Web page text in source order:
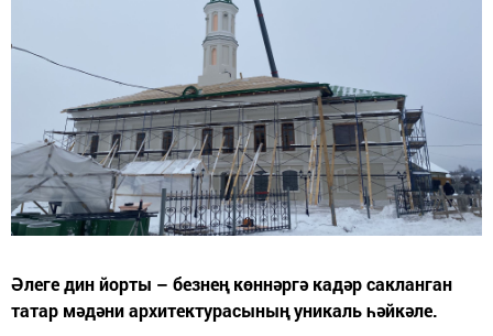
Әлеге дин йорты – безнең көннәргә кадәр сакланган
татар мәдәни архитектурасының уникаль һәйкәле.